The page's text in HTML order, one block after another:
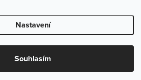
Nastavení
Souhlasím
. Všechna práva vyhrazena.Upravit
nastavení cookies